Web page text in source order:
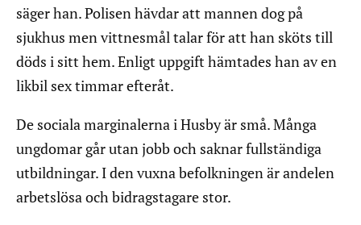
säger han. Polisen hävdar att mannen dog på
sjukhus men vittnesmål talar för att han sköts till
döds i sitt hem. Enligt uppgift hämtades han av en
likbil sex timmar efteråt.
De sociala marginalerna i Husby är små. Många
ungdomar går utan jobb och saknar fullständiga
utbildningar. I den vuxna befolkningen är andelen
arbetslösa och bidragstagare stor.